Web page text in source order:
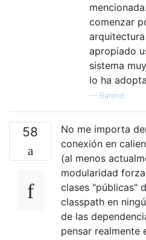
comenzar
apropiado
sistema
lo ha
— Barend
58
No me importa
conexión en
(al menos
modularidad
clases "públicas"
classpath en
de las
pensar realmente